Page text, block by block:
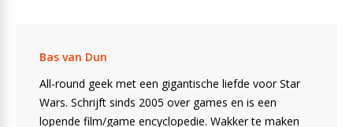
Bas van Dun
All-round geek met een gigantische liefde voor Star
Wars. Schrijft sinds 2005 over games en is een
lopende film/game encyclopedie. Wakker te maken